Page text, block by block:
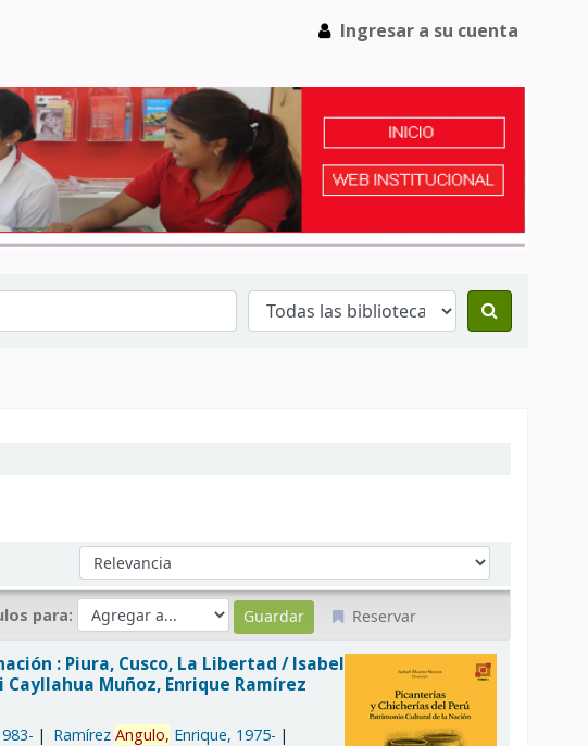
Ingresar a su cuenta
Ordenar por:
para: Reservar
: Piura, Cusco, La Libertad /Isabel
Muñoz, Enrique Ramírez
RamírezAngulo, Enrique, 1975-